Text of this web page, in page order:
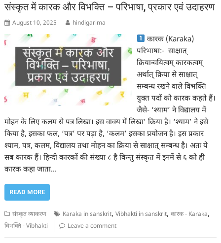
संस्कृत में कारक और विभक्ति – परिभाषा, प्रकार एवं उदाहरण
August 10, 2025 hindigarima
कारक (Karaka)
परिभाषा:- साक्षात्
क्रियान्वयित्वम् कारकत्वम्
अर्थात् क्रिया से साक्षात्
सम्बन्ध रखने वाले विभक्ति
युक्त पदों को कारक कहते हैं।
जैसे- ‘श्याम’ ने विद्यालय में
मोहन के लिए कलम से पत्र लिखा। इस वाक्य में लिखा’ क्रिया है। ‘श्याम’ ने इसे
किया है, इसका फल, ‘पत्र’ पर पड़ा है, ‘कलम’ इसका प्रयोजन है। इस प्रकार
श्याम, पत्र, कलम, विद्यालय तथा मोहन का क्रिया से साक्षात् सम्बन्ध है। अतः ये
सब कारक हैं। हिन्दी कारकों की संख्या ८ है किन्तु संस्कृत में इनमें से ६ को ही
कारक कहा जाता…
READ MORE
संस्कृत व्याकरण Karaka in sanskrit,Vibhakti in sanskrit,कारक - Karaka,
विभक्ति - Vibhakti Leave a comment